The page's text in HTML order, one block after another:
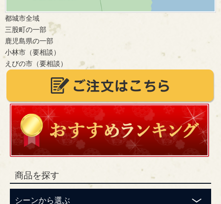
都城市全域
三股町の一部
鹿児島県の一部
小林市（要相談）
えびの市（要相談）
商品を探す
シーンから選ぶ